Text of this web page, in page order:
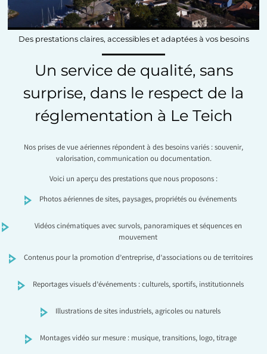
Des prestations claires, accessibles et adaptées à vos besoins
Un service de qualité, sans
surprise, dans le respect de la
réglementation à Le Teich
Nos prises de vue aériennes répondent à des besoins variés : souvenir,
valorisation, communication ou documentation.
Voici un aperçu des prestations que nous proposons :
Photos aériennes de sites, paysages, propriétés ou événements
Vidéos cinématiques avec survols, panoramiques et séquences en
mouvement
Contenus pour la promotion d’entreprise, d’associations ou de territoires
Reportages visuels d’événements : culturels, sportifs, institutionnels
Illustrations de sites industriels, agricoles ou naturels
Montages vidéo sur mesure : musique, transitions, logo, titrage